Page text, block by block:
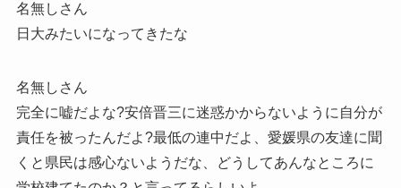
名無しさん
日大みたいになってきたな
名無しさん
完全に嘘だよな?安倍晋三に迷惑かからないように自分が
責任を被ったんだよ?最低の連中だよ、愛媛県の友達に聞
くと県民は感心ないようだな、どうしてあんなところに